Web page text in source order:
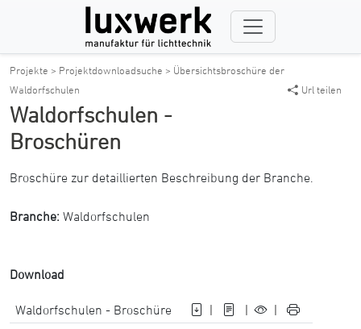
Projekte > Projektdownloadsuche > Übersichtsbroschüre der
Waldorfschulen
Url teilen
Waldorfschulen -
Broschüren
Broschüre zur detaillierten Beschreibung der Branche.
Branche: Waldorfschulen
Download
Waldorfschulen - Broschüre | | |